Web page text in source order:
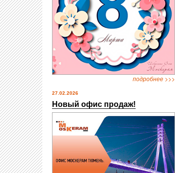
подробнее >>>
27.02.2026
Новый офис продаж!